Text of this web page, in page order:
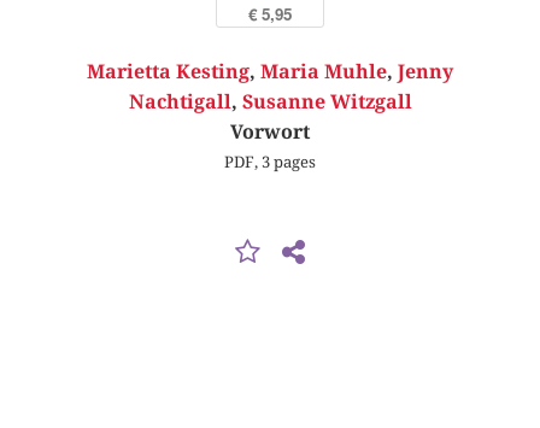
€ 5,95
Marietta Kesting, Maria Muhle, Jenny
Nachtigall, Susanne Witzgall
Vorwort
PDF, 3 pages